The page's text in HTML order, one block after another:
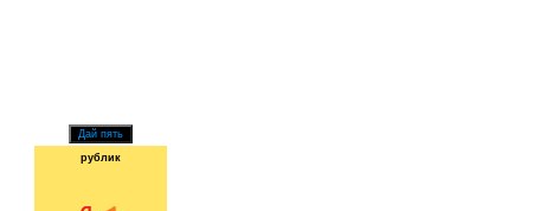
рублик